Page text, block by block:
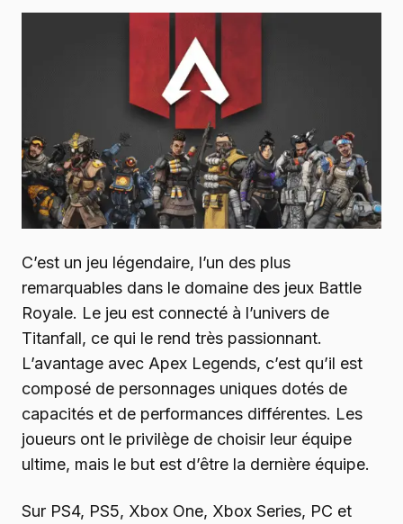
C’est un jeu légendaire, l’un des plus
remarquables dans le domaine des jeux Battle
Royale. Le jeu est connecté à l’univers de
Titanfall, ce qui le rend très passionnant.
L’avantage avec Apex Legends, c’est qu’il est
composé de personnages uniques dotés de
capacités et de performances différentes. Les
joueurs ont le privilège de choisir leur équipe
ultime, mais le but est d’être la dernière équipe.
Sur PS4, PS5, Xbox One, Xbox Series, PC et